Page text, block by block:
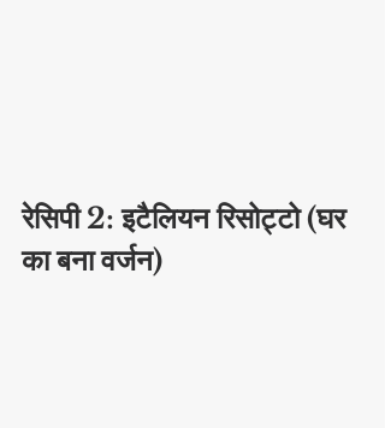
रेसिपी 2: इटैलियन रिसोट्टो (घर
का बना वर्जन)